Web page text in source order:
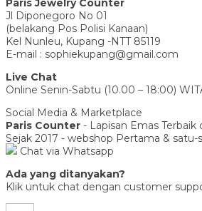
Jl Diponegoro No 01
(belakang Pos Polisi Kanaan)
Kel Nunleu, Kupang -NTT 85119
E-mail : sophiekupang@gmail.com
Live Chat
Online Senin-Sabtu (10.00 – 18:00)
Social Media & Marketplace
Paris Counter - Lapisan Emas Terbaik
Sejak 2017 - webshop Pertama & satu-
Chat via Whatsapp
Ada yang ditanyakan?
Klik untuk chat dengan customer